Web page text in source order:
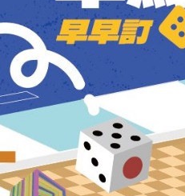
Service Center